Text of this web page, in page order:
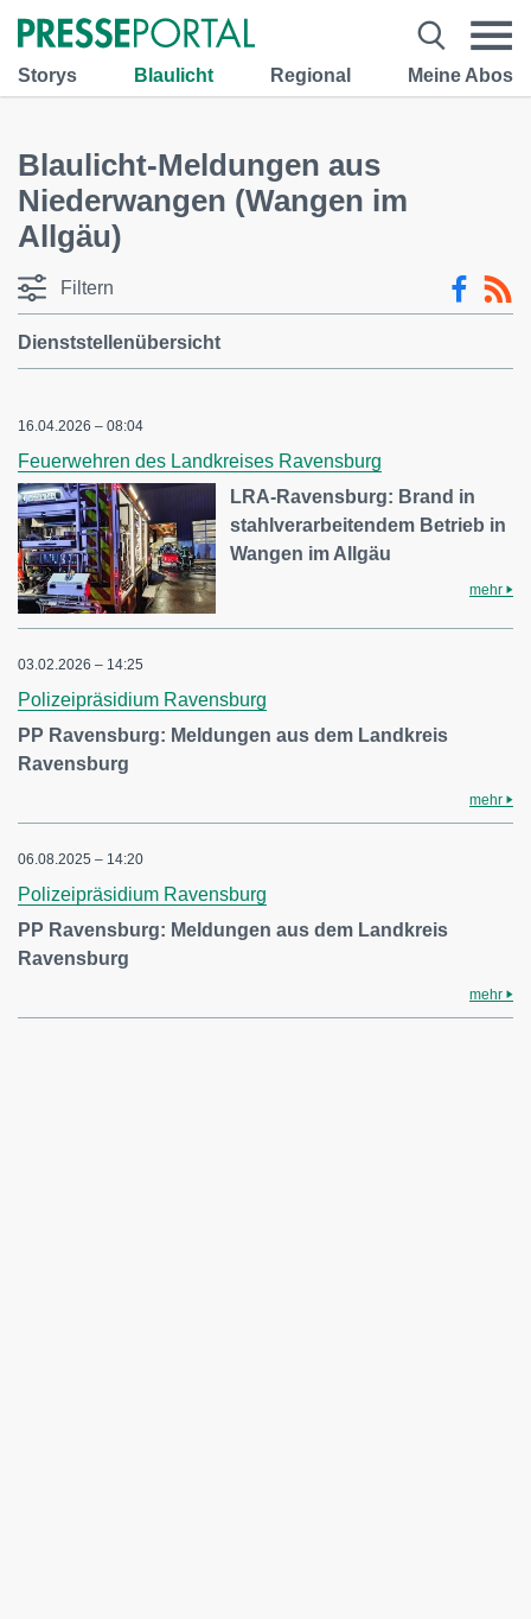
Storys Blaulicht Regional Meine Abos
Blaulicht-Meldungen aus
Niederwangen (Wangen im
Allgäu)
Filtern
Dienststellenübersicht
16.04.2026 – 08:04
Feuerwehren des Landkreises Ravensburg
LRA-Ravensburg: Brand in
stahlverarbeitendem Betrieb in
Wangen im Allgäu
mehr
03.02.2026 – 14:25
Polizeipräsidium Ravensburg
PP Ravensburg: Meldungen aus dem Landkreis
Ravensburg
mehr
06.08.2025 – 14:20
Polizeipräsidium Ravensburg
PP Ravensburg: Meldungen aus dem Landkreis
Ravensburg
mehr